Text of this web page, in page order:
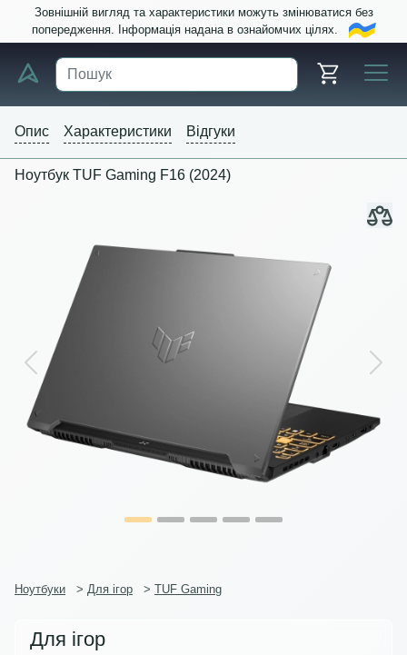
Зовнішній вигляд та характеристики можуть змінюватися без
попередження. Інформація надана в ознайомчих цілях.
Опис Характеристики Відгуки
Ноутбук TUF Gaming F16 (2024)
Previous Next
Ноутбуки > Для ігор > TUF Gaming
Для ігор